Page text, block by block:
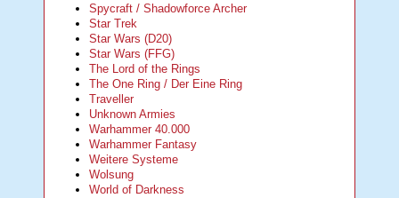
Spycraft / Shadowforce Archer
Star Trek
Star Wars (D20)
Star Wars (FFG)
The Lord of the Rings
The One Ring / Der Eine Ring
Traveller
Unknown Armies
Warhammer 40.000
Warhammer Fantasy
Weitere Systeme
Wolsung
World of Darkness